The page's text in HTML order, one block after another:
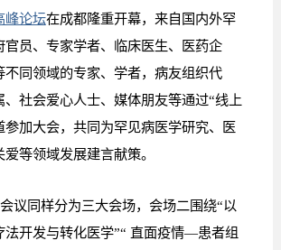
峰论坛在成都隆重开幕，来自国内外罕
官员、专家学者、临床医生、医药企
不同领域的专家、学者，病友组织代
、社会爱心人士、媒体朋友等通过“线上
参加大会，共同为罕见病医学研究、医
等领域发展建言献策。
议同样分为三大会场，会场二围绕“以
法开发与转化医学”“ 直面疫情—患者组